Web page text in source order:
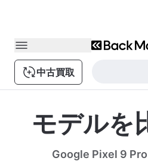
中古買取
モデルを
Google Pixel 9